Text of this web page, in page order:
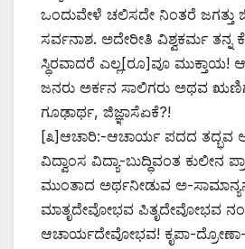
ಒಂದುವೇಳೆ ಚಲಿಸದೇ ನಿಂತರೆ ಜಗತ್ತು
ಸರ್ವನಾಶ. ಅದೇರೀತಿ ವಿಶ್ವಕರ್ಮ
ಸ್ಥಿರವಾದರೆ ಎಲ್ಲ[ರೂ]ವೂ ಮುಕ್ತಾಯ!
ಜನರು ಅರ್ಕನ ಸಾಲಿಗರು ಅಥವ
ಗೂಢಾರ್ಥ, ಜಿಜ್ಞಾಸೆಏಕೆ?!
[೩]ಆಚಾರಿ:-ಆಚಾರ್ಯ ಪದದ ತದ್ಭವ
ವಿದ್ವಾಂಸ ವಿದ್ಯಾ-ಬುದ್ಧಿವಂತ ಕುಲೀನ
ಮುಂತಾದ ಅರ್ಥನೀಡುವ ಅ-
ಮಾತೃದೇವೋಭವ ಪಿತೃದೇವೋಭವ
ಆಚಾರ್ಯದೇವೋಭವ! ಕೃಪಾ-